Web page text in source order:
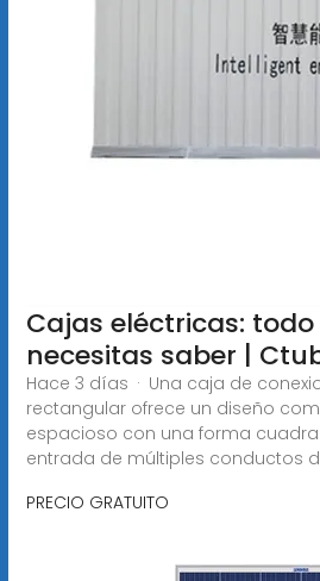
Cajas eléctricas:
necesitas saber |
Hace 3 días · Una caja de
rectangular ofrece un diseño
espacioso con una forma
entrada de múltiples conductos
PRECIO GRATUITO